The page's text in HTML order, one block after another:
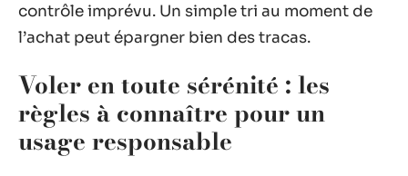
contrôle imprévu. Un simple tri au moment de
l’achat peut épargner bien des tracas.
Voler en toute sérénité : les
règles à connaître pour un
usage responsable